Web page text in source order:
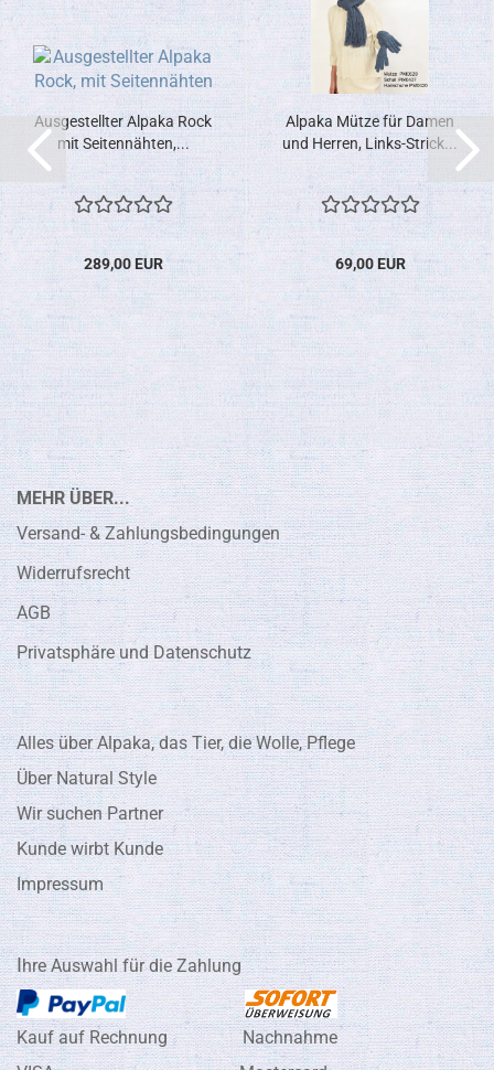
Ausgestellter Alpaka Rock
mit Seitennähten,...
289,00 EUR
Alpaka Mütze für Damen
und Herren, Links-Strick...
69,00 EUR
MEHR ÜBER...
Versand- & Zahlungsbedingungen
Widerrufsrecht
AGB
Privatsphäre und Datenschutz
Alles über Alpaka, das Tier, die Wolle, Pflege
Über Natural Style
Wir suchen Partner
Kunde wirbt Kunde
Impressum
Ihre Auswahl für die Zahlung
Kauf auf Rechnung Nachnahme